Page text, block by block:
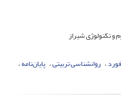
و تکنولوژی شیراز
روانشناسی تربیتی پایان‌نامه